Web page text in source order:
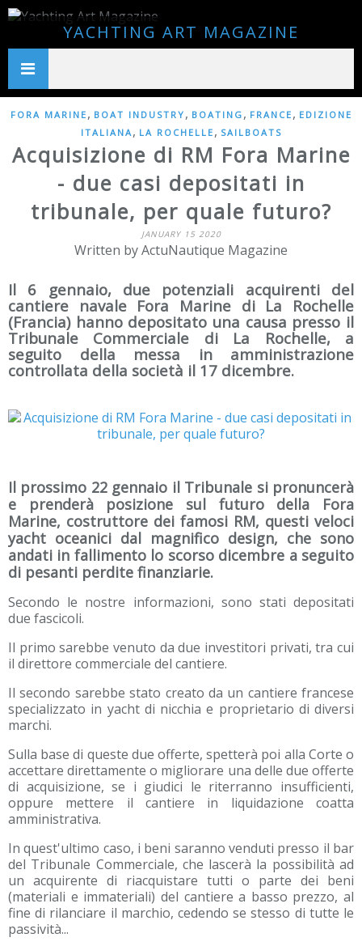
YACHTING ART MAGAZINE
FORA MARINE , BOAT INDUSTRY , BOATING , FRANCE , EDIZIONE
ITALIANA, LA ROCHELLE , SAILBOATS
Acquisizione di RM Fora Marine
- due casi depositati in
tribunale, per quale futuro?
JANUARY 15 2020
Written by ActuNautique Magazine
Il 6 gennaio, due potenziali acquirenti del
cantiere navale Fora Marine di La Rochelle
(Francia) hanno depositato una causa presso il
Tribunale Commerciale di La Rochelle, a
seguito della messa in amministrazione
controllata della società il 17 dicembre.
Il prossimo 22 gennaio il Tribunale si pronuncerà
e prenderà posizione sul futuro della Fora
Marine, costruttore dei famosi RM, questi veloci
yacht oceanici dal magnifico design, che sono
andati in fallimento lo scorso dicembre a seguito
di pesanti perdite finanziarie.
Secondo le nostre informazioni, sono stati depositati
due fascicoli.
Il primo sarebbe venuto da due investitori privati, tra cui
il direttore commerciale del cantiere.
Il secondo sarebbe stato creato da un cantiere francese
specializzato in yacht di nicchia e proprietario di diversi
marchi.
Sulla base di queste due offerte, spetterà poi alla Corte o
accettare direttamente o migliorare una delle due offerte
di acquisizione, se i giudici le riterranno insufficienti,
oppure mettere il cantiere in liquidazione coatta
amministrativa.
In quest'ultimo caso, i beni saranno venduti presso il bar
del Tribunale Commerciale, che lascerà la possibilità ad
un acquirente di riacquistare tutti o parte dei beni
(materiali e immateriali) del cantiere a basso prezzo, al
fine di rilanciare il marchio, cedendo se stesso di tutte le
passività...